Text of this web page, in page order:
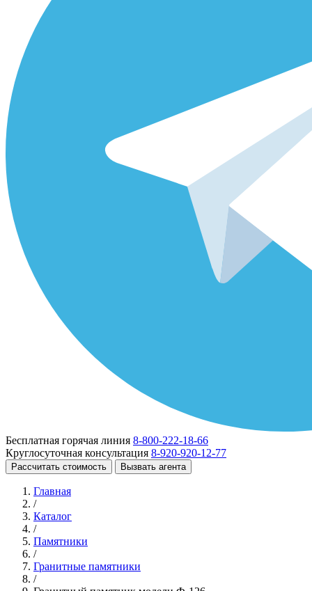
Бесплатная горячая линия 8-800-222-18-66
Круглосуточная консультация 8-920-920-12-77
Рассчитать стоимость Вызвать агента
Главная
/
Каталог
/
Памятники
/
Гранитные памятники
/